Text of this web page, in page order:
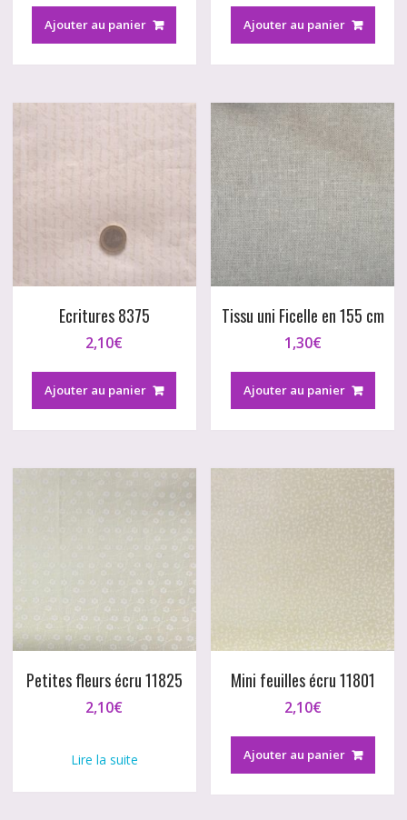
Ajouter au panier Ajouter au panier
Ecritures 8375
2,10€
Ajouter au panier
Tissu uni Ficelle en 155 cm
1,30€
Ajouter au panier
Petites fleurs écru 11825
2,10€
Lire la suite
Mini feuilles écru 11801
2,10€
Ajouter au panier